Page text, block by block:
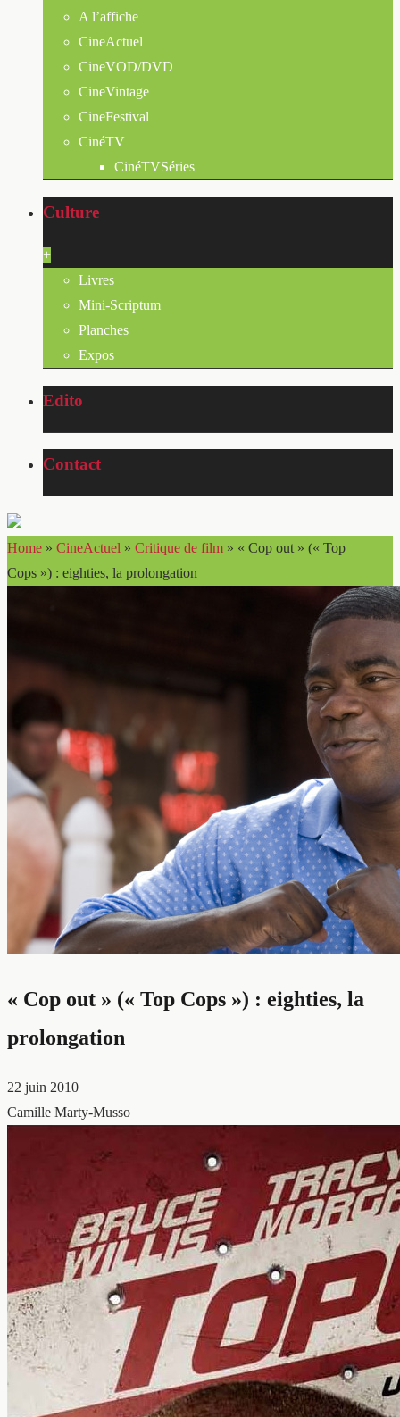
A l’affiche
CineActuel
CineVOD/DVD
CineVintage
CineFestival
CinéTV
CinéTVSéries
Culture
+
Livres
Mini-Scriptum
Planches
Expos
Edito
Contact
Home » CineActuel » Critique de film » « Cop out » (« Top
Cops ») : eighties, la prolongation
« Cop out » (« Top Cops ») : eighties, la
prolongation
22 juin 2010
Camille Marty-Musso